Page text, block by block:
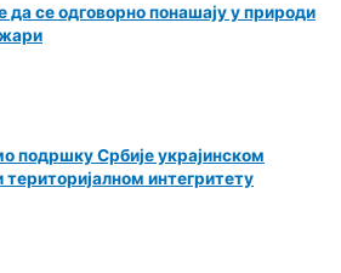
да се одговорно понашају у природи
подршку Србије украјинском
интегритету